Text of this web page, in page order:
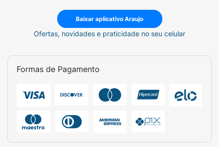
Baixar aplicativo Araujo
Ofertas, novidades e praticidade no seu celular
Formas de Pagamento